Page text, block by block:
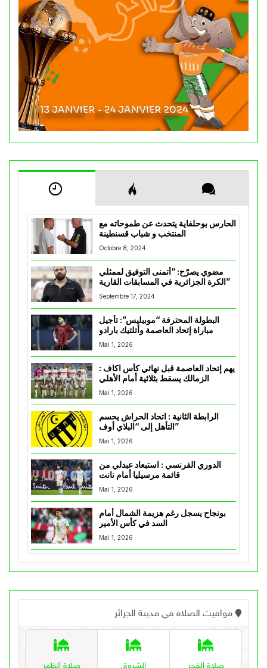
الحارس بوحلفاية يتحدث عن طموحاته مع
المنتخب و شباب قسنطينة
Octobre 8, 2024
مضوي يصرّح: “أتمنى التوفيق لممثلي
الكرة الجزائرية في المسابقات القارية”
Septembre 17, 2024
البطولة المحترفة “موبيليس”: تأجيل
مباراة إتحاد العاصمة وأتلتيك بارادو
Mai 1, 2026
يهم إتحاد العاصمة قبل نهائي كأس اكاف :
Mai 1, 2026
الرابطة الثانية : اتحاد الحراش يحسم
التأهل إلى “البلاي أوف”
Mai 1, 2026
الدوري الفرنسي : استبعاد عبدلي من
قائمة مرسيليا أمام نانت
Mai 1, 2026
بونجاح يسجل رغم هزيمة الشمال أمام
السد في كأس الأمير
Mai 1, 2026